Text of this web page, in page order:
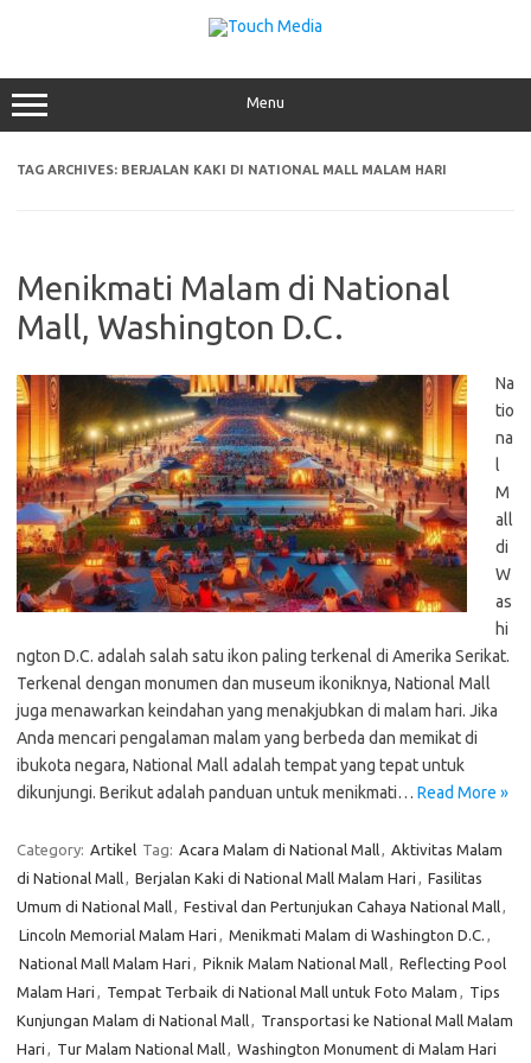
Menu
TAG ARCHIVES: BERJALAN KAKI DI NATIONAL MALL MALAM HARI
Menikmati Malam di National
Mall, Washington D.C.
Na
tio
na
l
M
all
di
W
as
hi
ngton D.C. adalah salah satu ikon paling terkenal di Amerika Serikat.
Terkenal dengan monumen dan museum ikoniknya, National Mall
juga menawarkan keindahan yang menakjubkan di malam hari. Jika
Anda mencari pengalaman malam yang berbeda dan memikat di
ibukota negara, National Mall adalah tempat yang tepat untuk
dikunjungi. Berikut adalah panduan untuk menikmati… Read More »
Category: Artikel Tag: Acara Malam di National Mall, Aktivitas Malam
di National Mall, Berjalan Kaki di National Mall Malam Hari , Fasilitas
Umum di National Mall, Festival dan Pertunjukan Cahaya National Mall,
Lincoln Memorial Malam Hari , Menikmati Malam di Washington D.C. ,
National Mall Malam Hari , Piknik Malam National Mall, Reflecting Pool
Malam Hari , Tempat Terbaik di National Mall untuk Foto Malam , Tips
Kunjungan Malam di National Mall, Transportasi ke National Mall Malam
Hari , Tur Malam National Mall, Washington Monument di Malam Hari